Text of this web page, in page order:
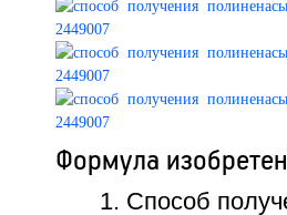
Формула
1. Способ